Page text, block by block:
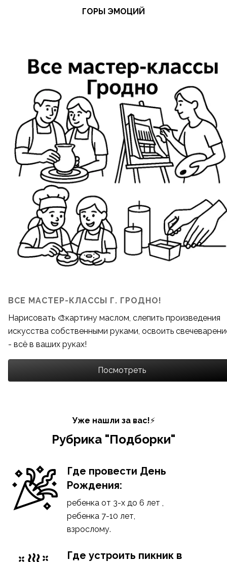
ГОРЫ ЭМОЦИЙ
ВСЕ МАСТЕР-КЛАССЫ Г. ГРОДНО!
Нарисовать 🎨картину маслом, слепить произведения
искусства собственными руками, освоить
- всё в ваших руках!
Посмотреть
Уже нашли за вас!⚡
Рубрика "Подборки"
Где провести День
Рождения:
ребенка от 3-х до 6 лет
ребенка 7-10 лет
взрослому.
Где устроить пикник в